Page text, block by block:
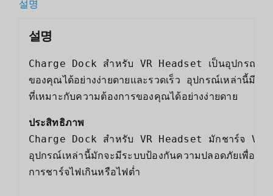
설명
설명
Charge Dock สำหรับ VR Headset เป็นอุปกรณ์ที่
ของคุณได้อย่างง่ายดายและรวดเร็ว อุปกรณ์เหล่านี้มี
ที่เหมาะกับความต้องการของคุณได้อย่างง่ายดาย
ประสิทธิภาพ
Charge Dock สำหรับ VR Headset มักชาร์จ VR
อุปกรณ์เหล่านี้มักจะมีระบบป้องกันความปลอดภัยเพื่อป้